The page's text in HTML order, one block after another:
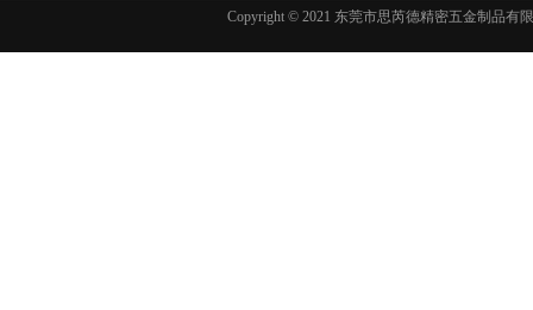
Copyright © 2021 东莞市思芮德精密五金制品有